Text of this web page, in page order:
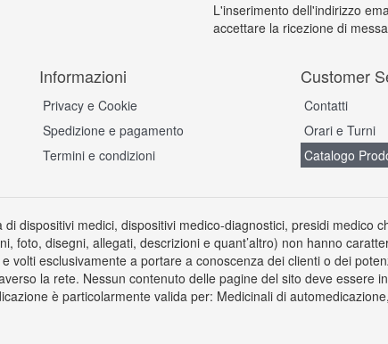
L'inserimento dell'indirizzo
accettare la ricezione di
Informazioni
Privacy e Cookie
Spedizione e pagamento
Termini e condizioni
Customer
Contatti
Orari e Turni
Catalogo
dispositivi medici, dispositivi medico-diagnostici, presidi medico
foto, disegni, allegati, descrizioni e quant’altro) non hanno
volti esclusivamente a portare a conoscenza dei clienti o dei
la rete. Nessun contenuto delle pagine del sito deve essere
è particolarmente valida per: Medicinali di